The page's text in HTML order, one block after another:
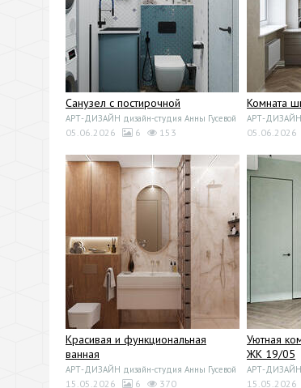
Санузел с постирочной
АРТ-ДИЗАЙН дизайн-студия Анны Гусевой
05.06.2026 6 153
Комната
АРТ-ДИЗАЙН
05.06.2026
Красивая и функциональная
ванная
АРТ-ДИЗАЙН дизайн-студия Анны Гусевой
15.05.2026 6 370
Уютная
ЖК 19/05
АРТ-ДИЗАЙН
15.05.2026